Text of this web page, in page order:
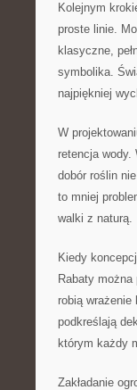
Kolejnym
proste linie.
klasyczne,
symbolika.
najpiękniej
W
retencja
dobór roślin
to mniej
walki z naturą.
Kiedy
Rabaty
robią
podkreślają
którym każdy
Zakładanie